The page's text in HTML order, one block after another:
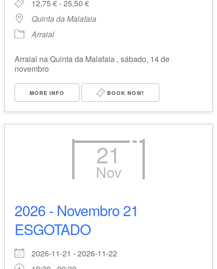
12,75 € - 25,50 €
Quinta da Malafaia
Arraial
Arraial na Quinta da Malafaia , sábado, 14 de
novembro
MORE INFO BOOK NOW!
21
Nov
2026 - Novembro 21
ESGOTADO
2026-11-21 - 2026-11-22